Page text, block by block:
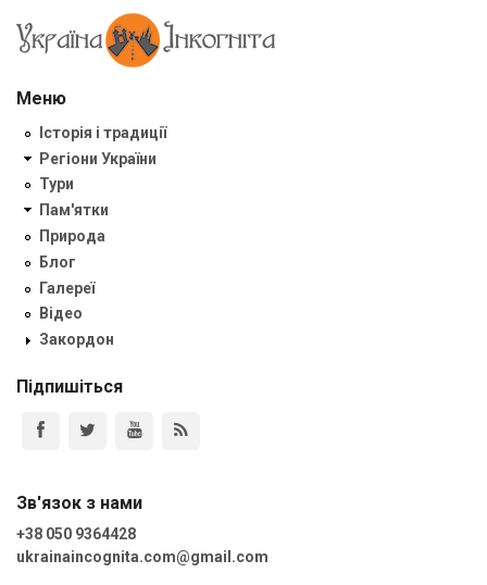
Меню
Історія і традиції
Регіони України
Тури
Пам'ятки
Природа
Блог
Галереї
Відео
Закордон
Підпишіться
Зв'язок з нами
+38 050 9364428
ukrainaincognita.com@gmail.com